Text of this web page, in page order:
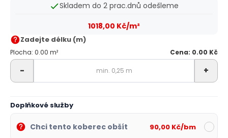
Zadejte délku (m)
Plocha: 0.00 m² Cena: 0.00 Kč
- +
Skladem do 2 prac.dnů odešleme
1018,00 Kč/m²
Doplňkové služby
Chci tento koberec obšít 90,00 Kč/bm